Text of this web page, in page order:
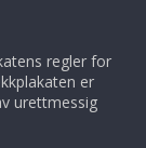
regler for
er
urettmessig